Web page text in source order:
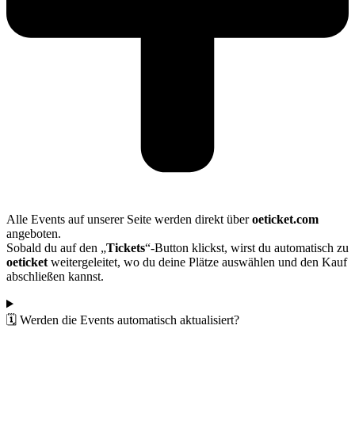
Alle Events auf unserer Seite werden direkt überoeticket.com
angeboten.
Sobald du auf den „Tickets“-Button klickst, wirst du automatisch zu
oeticketweitergeleitet, wo du deine Plätze auswählen und den Kauf
abschließen kannst.
🗓️ Werden die Events automatisch aktualisiert?